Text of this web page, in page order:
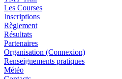
Les Courses
Inscriptions
Règlement
Résultats
Partenaires
Organisation (Connexion)
Renseignements pratiques
Météo